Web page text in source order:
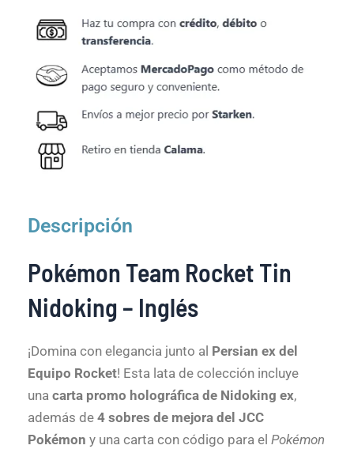
Descripción
Pokémon Team Rocket Tin
Nidoking – Inglés
¡Domina con elegancia junto al Persian ex del
Equipo Rocket! Esta lata de colección incluye
una carta promo holográfica de Nidoking ex,
además de 4 sobres de mejora del JCC
Pokémon y una carta con código para el Pokémon